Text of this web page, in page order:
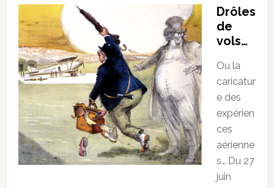
Drôles
de
vols…
Ou la
caricatur
e des
expérien
ces
aérienne
s… Du 27
juin